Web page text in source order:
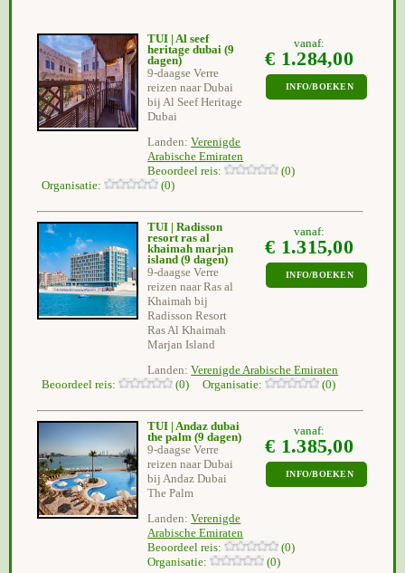
vanaf:
€ 1.284,00
INFO/BOEKEN
TUI | Al seef
heritage dubai (9
dagen)
9-daagse Verre
reizen naar Dubai
bij Al Seef Heritage
Dubai
Landen:Verenigde
Arabische Emiraten
Beoordeel reis:
(0)
Organisatie:
(0)
vanaf:
€ 1.315,00
INFO/BOEKEN
TUI | Radisson
resort ras al
khaimah marjan
island (9 dagen)
9-daagse Verre
reizen naar Ras al
Khaimah bij
Radisson Resort
Ras Al Khaimah
Marjan Island
Landen:Verenigde Arabische Emiraten
Beoordeel reis:
(0) Organisatie: (0)
vanaf:
€ 1.385,00
INFO/BOEKEN
TUI | Andaz dubai
the palm (9 dagen)
9-daagse Verre
reizen naar Dubai
bij Andaz Dubai
The Palm
Landen:Verenigde
Arabische Emiraten
Beoordeel reis:
(0)
Organisatie:
(0)